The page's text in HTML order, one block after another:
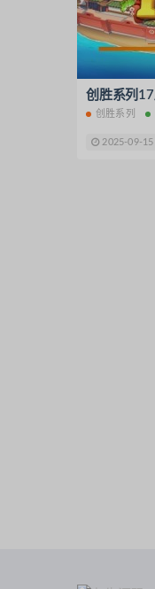
创胜系列
2025-09-15